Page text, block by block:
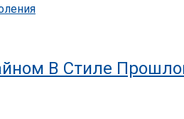
В Стиле